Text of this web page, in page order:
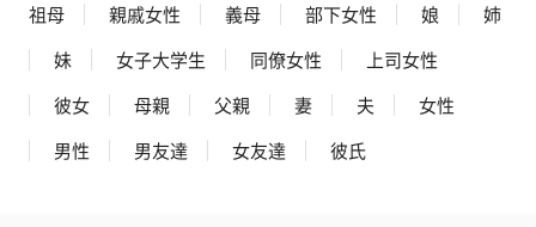
祖母 親戚女性 義母 部下女性 娘
姉
妹
女子大学生 同僚女性
上司女性
彼女
母親 父親 妻 夫
女性
男性
男友達 女友達 彼氏